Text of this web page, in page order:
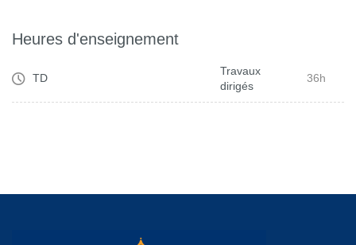
Heures d'enseignement
TD
Travaux
dirigés
36h